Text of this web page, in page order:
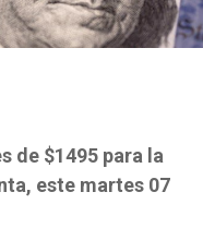
de $1495 para la
este martes 07